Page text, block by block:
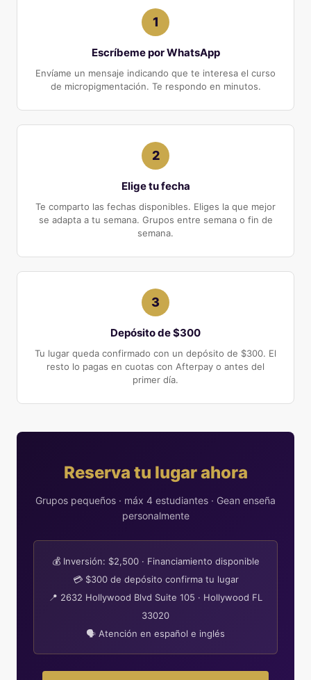
1
Escríbeme por WhatsApp
Envíame un mensaje indicando que te interesa el curso
de micropigmentación. Te respondo en minutos.
2
Elige tu fecha
Te comparto las fechas disponibles. Eliges la que mejor
se adapta a tu semana. Grupos entre semana o fin de
semana.
3
Depósito de $300
Tu lugar queda confirmado con un depósito de $300. El
resto lo pagas en cuotas con Afterpay o antes del
primer día.
Reserva tu lugar ahora
Grupos pequeños · máx 4 estudiantes · Gean enseña
personalmente
💰 Inversión: $2,500 · Financiamiento disponible
💳 $300 de depósito confirma tu lugar
📍 2632 Hollywood Blvd Suite 105 · Hollywood FL
33020
🗣 Atención en español e inglés